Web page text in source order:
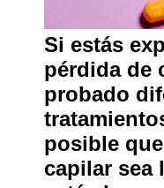
Si estás
pérdida de
probado
posible
capilar sea